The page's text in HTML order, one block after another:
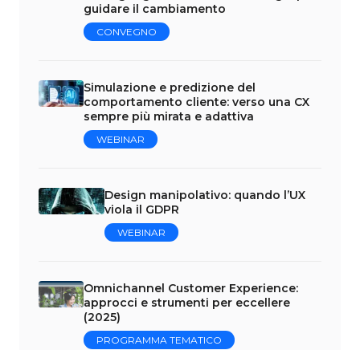
guidare il cambiamento
CONVEGNO
Simulazione e predizione del
comportamento cliente: verso una CX
sempre più mirata e adattiva
WEBINAR
Design manipolativo: quando l’UX
viola il GDPR
WEBINAR
Omnichannel Customer Experience:
approcci e strumenti per eccellere
(2025)
PROGRAMMA TEMATICO